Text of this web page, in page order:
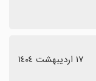
١٧ اردیبهشت ١٤٠٤